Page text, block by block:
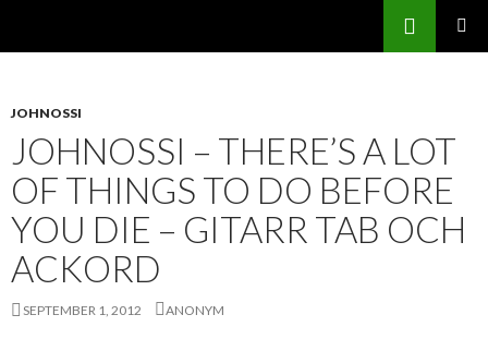
JOHNOSSI
JOHNOSSI – THERE’S A LOT
OF THINGS TO DO BEFORE
YOU DIE – GITARR TAB OCH
ACKORD
SEPTEMBER 1, 2012 ANONYM